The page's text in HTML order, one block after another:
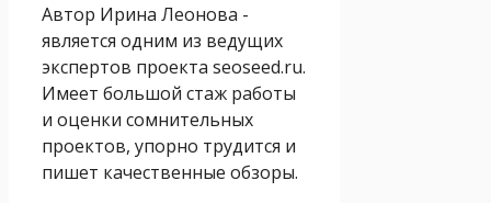
Автор Ирина Леонова -
является одним из ведущих
экспертов проекта seoseed.ru.
Имеет большой стаж работы
и оценки сомнительных
проектов, упорно трудится и
пишет качественные обзоры.